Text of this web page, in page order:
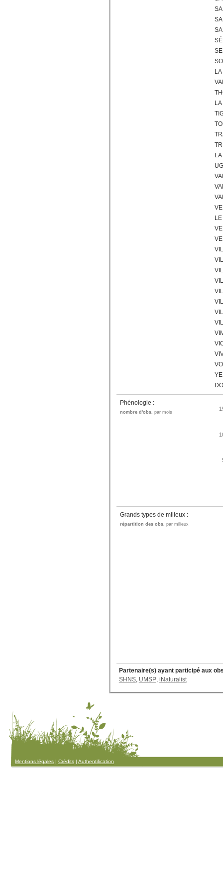
Phénologie :
nombre d'obs. par mois
Grands types de milieux :
répartition des obs. par milieux
Partenaire(s) ayant participé aux
SHNS, UMSP, iNaturalist
Mentions légales | Crédits | Authentification